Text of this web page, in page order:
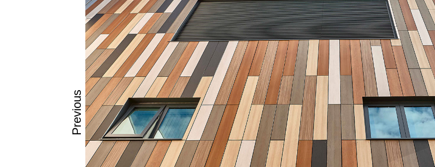
Fire retardant
Χαρακτηριστικά
Πλούσια γκάμα χρωμάτων και επιφανειών
Διάφορα format διαστάσεων φύλλου για ελαχιστοποίηση της φύρας κοπής
Προστασία από την υπεριώδη ακτινοβολία & τις καιρικές συνθήκες, δεν
Ισχυρή μηχανική αντοχή έναντι κρούσεων, τάσεων, χημικών και
επιδράσεων, δεν φθείρονται, δεν σαπίζουν, έχουν ισχυρή ανθεκτικότητα
Χημικές ιδιότητες αμετάβλητες σε δοκιμές στους 180ºC
Standard βαθμός καύσης χωρίς σταγονίδια (Ds2, d0) ή κατ’ απαίτηση
(Bs1, d0)
Πολύ εύκολος καθαρισμός, ακόμη και από γκράφιτι
Σταθερότητα διαστάσεων και επιπεδότητας
Previous